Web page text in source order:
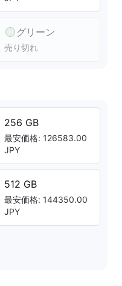
グリーン
売り切れ
256 GB
最安価格: 126583.00
JPY
512 GB
最安価格: 144350.00
JPY